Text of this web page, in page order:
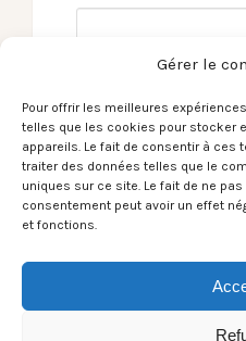
Gérer le
Pour offrir les meilleures
telles que les cookies pour stocker
appareils. Le fait de consentir à ces
traiter des données telles que le
uniques sur ce site. Le fait de ne
consentement peut avoir un effet
et fonctions.
← [Le Son du moment]
Our Girl / Something
About Me Being A